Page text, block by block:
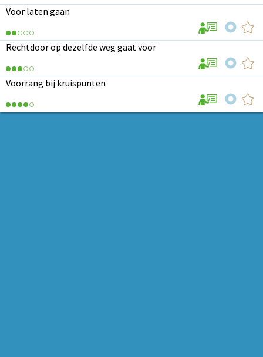
Voor laten gaan
Rechtdoor op dezelfde weg gaat voor
Voorrang bij kruispunten